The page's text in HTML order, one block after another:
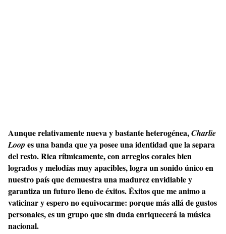
Aunque relativamente nueva y bastante heterogénea,Charlie
Loop es una banda que ya posee una identidad que la separa
del resto. Rica rítmicamente, con arreglos corales bien
logrados y melodías muy apacibles, logra un sonido único en
nuestro país que demuestra una madurez envidiable y
garantiza un futuro lleno de éxitos. Éxitos que me animo a
vaticinar y espero no equivocarme: porque más allá de gustos
personales, es un grupo que sin duda enriquecerá la música
nacional.